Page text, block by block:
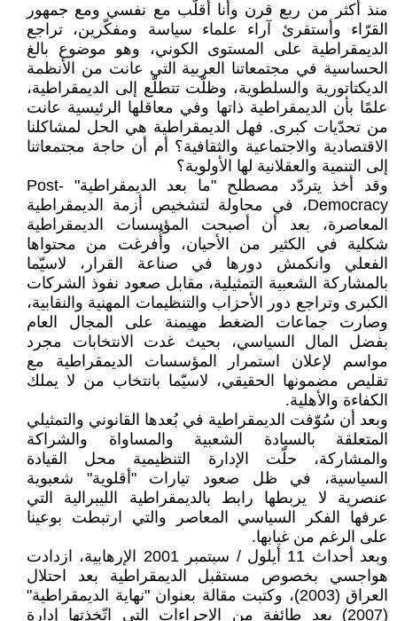
منذ أكثر من ربع قرن وأنا أقلّب مع نفسي ومع جمهور
القرّاء وأستقرئ آراء علماء سياسة ومفكّرين، تراجع
الديمقراطية على المستوى الكوني، وهو موضوع بالغ
الحساسية في مجتمعاتنا العربية التي عانت من الأنظمة
الديكتاتورية والسلطوية، وظلّت تتطلّع إلى الديمقراطية،
علمًا بأن الديمقراطية ذاتها وفي معاقلها الرئيسية عانت
من تحدّيات كبرى. فهل الديمقراطية هي الحل لمشاكلنا
الاقتصادية والاجتماعية والثقافية؟ أم أن حاجة مجتمعاتنا
إلى التنمية والعقلانية لها الأولوية؟
وقد أخذ يتردّد مصطلح "ما بعد الديمقراطية" Post-
Democracy، في محاولة لتشخيص أزمة الديمقراطية
المعاصرة، بعد أن أصبحت المؤسسات الديمقراطية
شكلية في الكثير من الأحيان، وأُفرغت من محتواها
الفعلي وانكمش دورها في صناعة القرار، لاسيّما
بالمشاركة الشعبية التمثيلية، مقابل صعود نفوذ الشركات
الكبرى وتراجع دور الأحزاب والتنظيمات المهنية والنقابية،
وصارت جماعات الضغط مهيمنة على المجال العام
بفضل المال السياسي، بحيث غدت الانتخابات مجرد
مواسم لإعلان استمرار المؤسسات الديمقراطية مع
تقليص مضمونها الحقيقي، لاسيّما بانتخاب من لا يملك
الكفاءة والأهلية.
وبعد أن سُوّفت الديمقراطية في بُعدها القانوني والتمثيلي
المتعلقة بالسيادة الشعبية والمساواة والشراكة
والمشاركة، حلّت الإدارة التنظيمية محل القيادة
السياسية، في ظل صعود تيارات "أقلوية" شعبوية
عنصرية لا يربطها رابط بالديمقراطية الليبرالية التي
عرفها الفكر السياسي المعاصر والتي ارتبطت بوعينا
على الرغم من غيابها.
وبعد أحداث 11 أيلول / سبتمبر 2001 الإرهابية، ازدادت
هواجسي بخصوص مستقبل الديمقراطية بعد احتلال
العراق (2003)، وكتبت مقالة بعنوان "نهاية الديمقراطية"
(2007) بعد طائفة من الإجراءات التي اتّخذتها إدارة